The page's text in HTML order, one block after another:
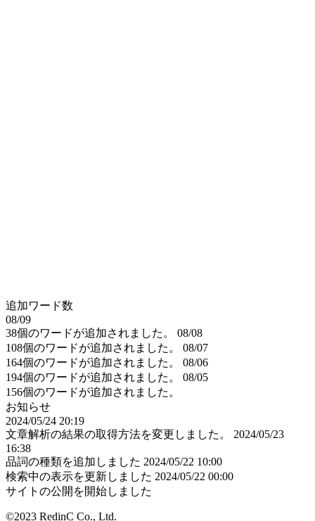
追加ワード数
08/09
38個のワードが追加されました。
08/08
108個のワードが追加されました。
08/07
164個のワードが追加されました。
08/06
194個のワードが追加されました。
08/05
156個のワードが追加されました。
お知らせ
2024/05/24 20:19
文章解析の結果の取得方法を変更しました。
2024/05/23
16:38
品詞の種類を追加しました 2024/05/22 10:00
検索中の表示を更新しました 2024/05/22 00:00
サイトの公開を開始しました
©2023 RedinC Co., Ltd.